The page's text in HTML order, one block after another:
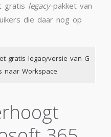
gratis legacy-pakket van
die daar nog op
gratis legacyversie van G
naar Workspace